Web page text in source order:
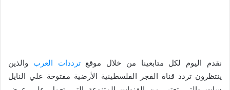
نقدم اليوم لكل متابعينا من خلال موقعترددات العرب والذين
ينتظرون تردد قناة الفجر الفلسطينية الأرضية مفتوحة علي النايل